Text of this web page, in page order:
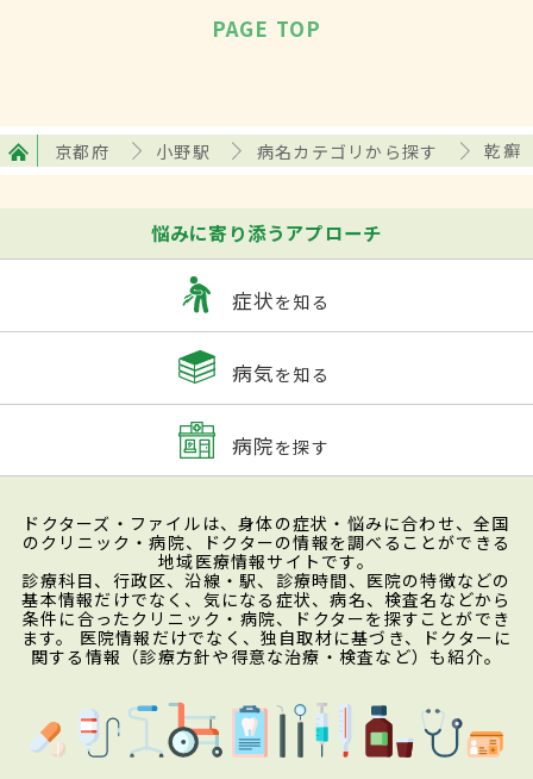
PAGE TOP
京都府 小野駅 病名カテゴリから探す 乾癬
悩みに寄り添うアプローチ
症状を知る
病気を知る
病院を探す
ドクターズ・ファイルは、身体の症状・悩みに合わせ、全国
のクリニック・病院、ドクターの情報を調べることができる
地域医療情報サイトです。
診療科目、行政区、沿線・駅、診療時間、医院の特徴などの
基本情報だけでなく、気になる症状、病名、検査名などから
条件に合ったクリニック・病院、ドクターを探すことができ
ます。 医院情報だけでなく、独自取材に基づき、ドクターに
関する情報（診療方針や得意な治療・検査など）も紹介。